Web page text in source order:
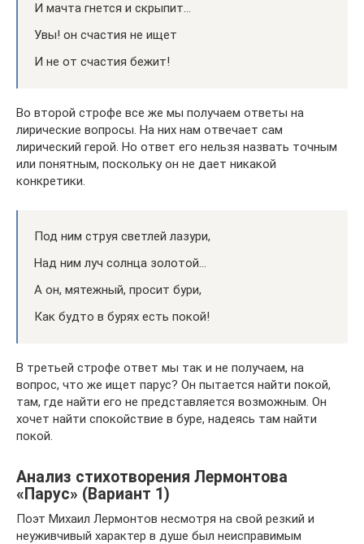
И мачта гнется и скрыпит…
Увы! он счастия не ищет
И не от счастия бежит!
Во второй строфе все же мы получаем ответы на
лирические вопросы. На них нам отвечает сам
лирический герой. Но ответ его нельзя назвать точным
или понятным, поскольку он не дает никакой
конкретики.
Под ним струя светлей лазури,
Над ним луч солнца золотой…
А он, мятежный, просит бури,
Как будто в бурях есть покой!
В третьей строфе ответ мы так и не получаем, на
вопрос, что же ищет парус? Он пытается найти покой,
там, где найти его не представляется возможным. Он
хочет найти спокойствие в буре, надеясь там найти
покой.
Анализ стихотворения Лермонтова
«Парус» (Вариант 1)
Поэт Михаил Лермонтов несмотря на свой резкий и
неуживчивый характер в душе был неисправимым